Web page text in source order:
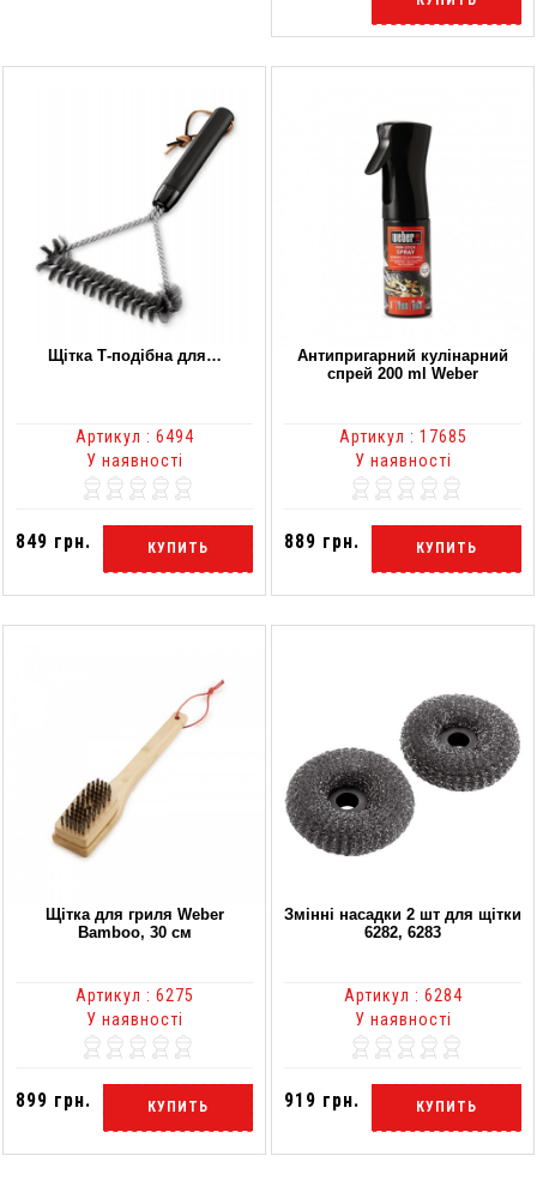
Щітка Т-подібна для…
Артикул : 6494
У наявності
849 грн. КУПИТЬ
Антипригарний кулінарний
спрей 200 ml Weber
Артикул : 17685
У наявності
889 грн. КУПИТЬ
Щітка для гриля Weber
Bamboo, 30 см
Артикул : 6275
У наявності
899 грн. КУПИТЬ
Змінні насадки 2 шт для щітки
6282, 6283
Артикул : 6284
У наявності
919 грн. КУПИТЬ